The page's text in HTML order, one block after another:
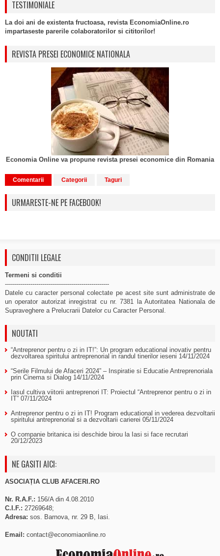
TESTIMONIALE
La doi ani de existenta fructoasa, revista EconomiaOnline.ro
impartaseste parerile colaboratorilor si cititorilor!
REVISTA PRESEI ECONOMICE NATIONALA
Economia Online va propune revista presei economice din Romania
Comentarii Categorii Taguri
URMARESTE-NE PE FACEBOOK!
CONDITII LEGALE
Termeni si conditii
-----------------------------------------------------
Datele cu caracter personal colectate pe acest site sunt administrate de
un operator autorizat inregistrat cu nr. 7381 la Autoritatea Nationala de
Supraveghere a Prelucrarii Datelor cu Caracter Personal.
NOUTATI
“Antreprenor pentru o zi in IT!”: Un program educational inovativ pentru
dezvoltarea spiritului antreprenorial in randul tinerilor ieseni 14/11/2024
“Serile Filmului de Afaceri 2024” – Inspiratie si Educatie Antreprenoriala
prin Cinema si Dialog 14/11/2024
Iasul cultiva viitorii antreprenori IT: Proiectul “Antreprenor pentru o zi in
IT” 07/11/2024
Antreprenor pentru o zi in IT! Program educational in vederea dezvoltarii
spiritului antreprenorial si a dezvoltarii carierei 05/11/2024
O companie britanica isi deschide birou la Iasi si face recrutari
20/12/2023
NE GASITI AICI:
ASOCIAȚIA CLUB AFACERI.RO
Nr. R.A.F.: 156/A din 4.08.2010
C.I.F.: 27269648;
Adresa: sos. Barnova, nr. 29 B, Iasi.
Email: contact@economiaonline.ro